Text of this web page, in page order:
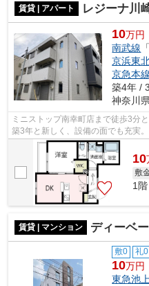
賃貸 | アパート レジーナ川
10万円
南武線 「
京浜東
京急本線
築4年 /
神奈川県
ミニストップ南幸町店まで徒歩3分
築3年と新しく、設備の面でも充実
を楽にできます。好評の駅近物件で
10
敷
1
賃貸 | マンション ディーベ
敷0 礼0
10万円
東急池